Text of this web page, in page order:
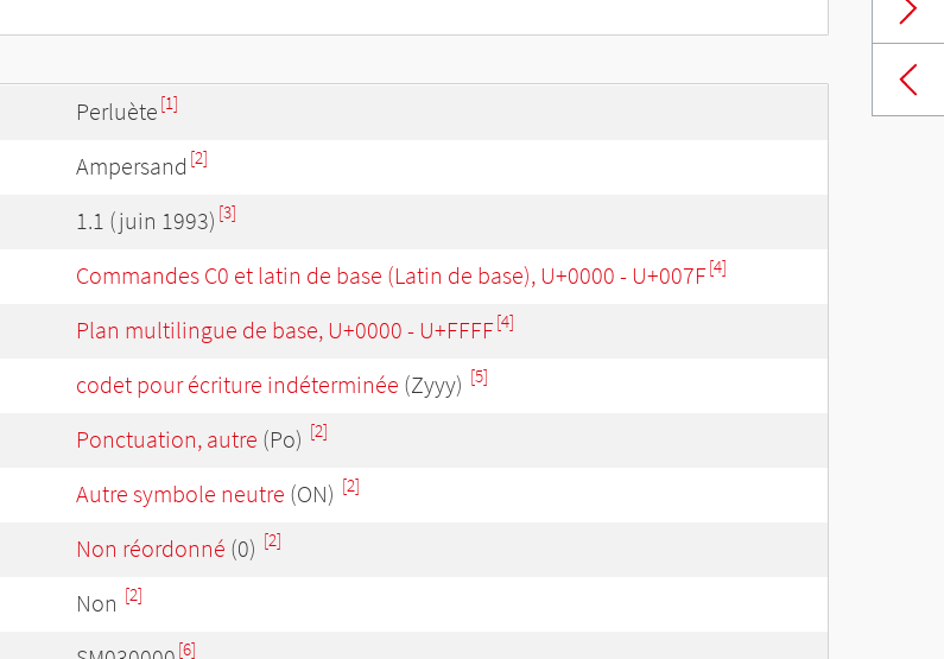
Perluète [1]
Ampersand [2]
1.1 (juin 1993) [3]
Commandes C0 et latin de base (Latin de base), U+0000 - U+007F[4]
Plan multilingue de base, U+0000 - U+FFFF[4]
codet pour écriture indéterminée (Zyyy) [5]
Ponctuation, autre (Po) [2]
Autre symbole neutre (ON) [2]
Non réordonné (0) [2]
Non [2]
[6]